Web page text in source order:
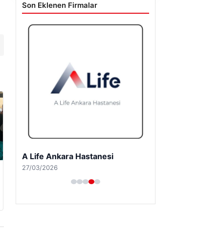
Son Eklenen Firmalar
A Life Ankara Hastanesi
27/03/2026